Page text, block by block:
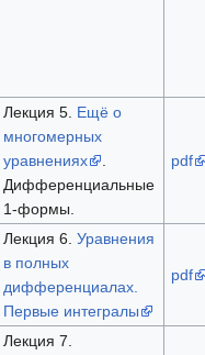
Лекция 5. Ещё о
многомерных
уравнениях
.
Дифференциальные
1-формы.
pdf
Лекция 6. Уравнения
в полных
дифференциалах.
Первые интегралы
pdf
Лекция 7.